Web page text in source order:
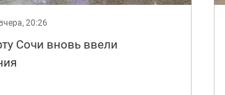
вчера, 20:26
Сочи вновь ввели